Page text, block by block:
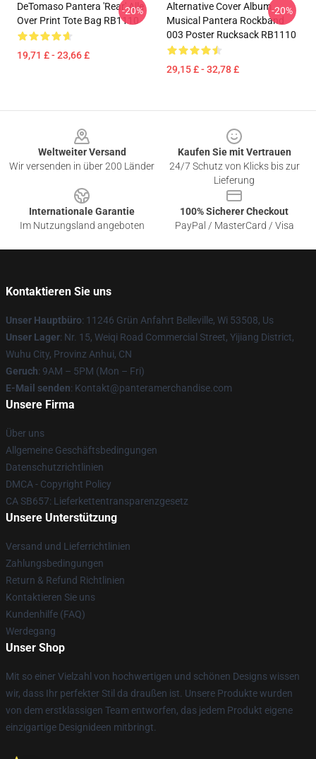
DeTomaso Pantera 'Rear' Alle
Over Print Tote Bag RB1110
19,71 £ - 23,66 £
-20%
Alternative Cover Album
Musical Pantera Rockband
003 Poster Rucksack RB1110
29,15 £ - 32,78 £
-20%
Weltweiter Versand
Wir versenden in über 200 Länder
Kaufen Sie mit Vertrauen
24/7 Schutz von Klicks bis zur
Lieferung
Internationale Garantie
Im Nutzungsland angeboten
100% Sicherer Checkout
PayPal / MasterCard / Visa
Kontaktieren Sie uns
Unser Hauptbüro: 11246 Grün Anfahrt Belleville, Wi 53508, Us
Unser Lager: Nr. 15, Weiqi Road Commercial Street, Yijiang District,
Wuhu City, Provinz Anhui, CN
Geruch: 9AM – 5PM (Mon – Fri)
E-Mail senden: Kontakt@panteramerchandise.com
Unsere Firma
Über uns
Allgemeine Geschäftsbedingungen
Datenschutzrichtlinien
DMCA - Copyright Policy
CA SB657: Lieferkettentransparenzgesetz
Unsere Unterstützung
Versand und Lieferrichtlinien
Zahlungsbedingungen
Return & Refund Richtlinien
Kontaktieren Sie uns
Kundenhilfe (FAQ)
Werdegang
Unser Shop
Mit so einer Vielzahl von hochwertigen und schönen Designs wissen
wir, dass Ihr perfekter Stil da draußen ist. Unsere Produkte wurden
von dem erstklassigen Team entworfen, das jedem Produkt eigene
einzigartige Designideen mitbringt.